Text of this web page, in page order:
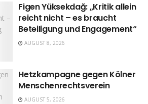
Figen Yüksekdağ: „Kritik allein
reicht nicht – es braucht
Beteiligung und Engagement“
AUGUST 8, 2026
Hetzkampagne gegen Kölner
Menschenrechtsverein
AUGUST 5, 2026